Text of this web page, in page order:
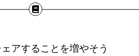
アすることを増やそう